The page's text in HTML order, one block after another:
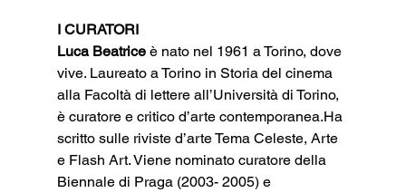
I CURATORI
Luca Beatrice è nato nel 1961 a Torino, dove
vive. Laureato a Torino in Storia del cinema
alla Facoltà di lettere all’Università di Torino,
è curatore e critico d’arte contemporanea.Ha
scritto sulle riviste d’arte Tema Celeste, Arte
e Flash Art. Viene nominato curatore della
Biennale di Praga (2003- 2005) e